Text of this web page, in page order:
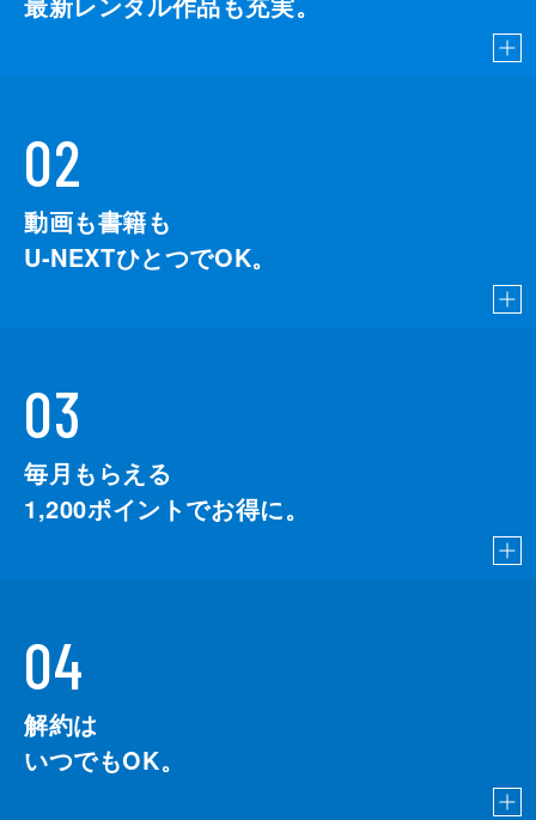
02
動画も書籍も
U-NEXTひとつでOK。
03
毎月もらえる
1,200ポイントでお得に。
04
解約は
いつでもOK。